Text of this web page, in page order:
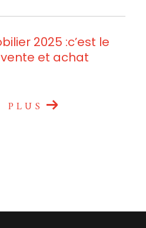
2025 :c’est le
et achat
PLUS